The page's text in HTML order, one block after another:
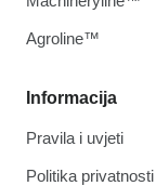
Informacija
Pravila i uvjeti
Politika privatnosti
Agroline™